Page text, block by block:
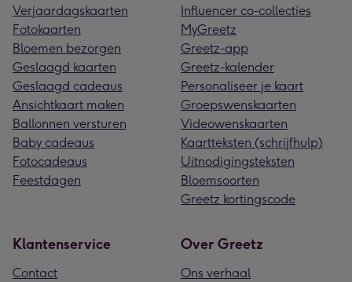
Verjaardagskaarten
Fotokaarten
Bloemen bezorgen
Geslaagd kaarten
Geslaagd cadeaus
Ansichtkaart maken
Ballonnen versturen
Baby cadeaus
Fotocadeaus
Feestdagen
Influencer co-collecties
MyGreetz
Greetz-app
Greetz-kalender
Personaliseer je kaart
Groepswenskaarten
Videowenskaarten
Kaartteksten (schrijfhulp)
Uitnodigingsteksten
Bloemsoorten
Greetz kortingscode
Klantenservice
Contact
Over Greetz
Ons verhaal